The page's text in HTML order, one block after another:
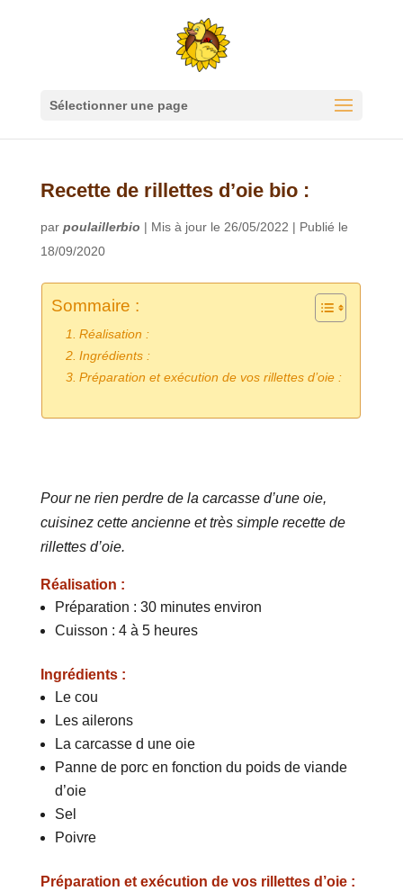
Sélectionner une page
Recette de rillettes d’oie bio :
par poulaillerbio | Mis à jour le 26/05/2022 | Publié le
18/09/2020
Sommaire :
Réalisation :
Ingrédients :
Préparation et exécution de vos rillettes d’oie :
Pour ne rien perdre de la carcasse d’une oie,
cuisinez cette ancienne et très simple recette de
rillettes d’oie.
Réalisation :
Préparation : 30 minutes environ
Cuisson : 4 à 5 heures
Ingrédients :
Le cou
Les ailerons
La carcasse d une oie
Panne de porc en fonction du poids de viande
d’oie
Sel
Poivre
Préparation et exécution de vos rillettes d’oie :